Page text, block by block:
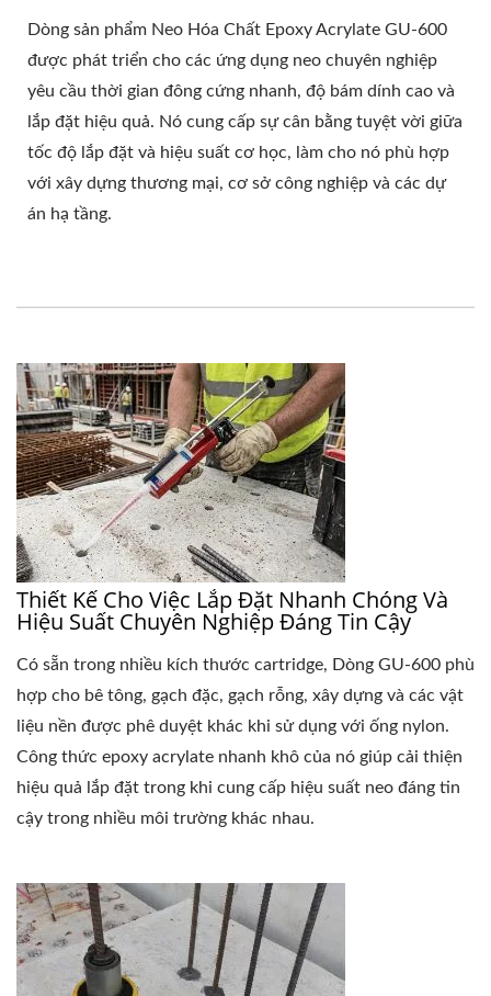
Dòng sản phẩm Neo Hóa Chất Epoxy Acrylate GU-600
được phát triển cho các ứng dụng neo chuyên nghiệp
yêu cầu thời gian đông cứng nhanh, độ bám dính cao và
lắp đặt hiệu quả. Nó cung cấp sự cân bằng tuyệt vời giữa
tốc độ lắp đặt và hiệu suất cơ học, làm cho nó phù hợp
với xây dựng thương mại, cơ sở công nghiệp và các dự
án hạ tầng.
Thiết Kế Cho Việc Lắp Đặt Nhanh Chóng Và
Hiệu Suất Chuyên Nghiệp Đáng Tin Cậy
Có sẵn trong nhiều kích thước cartridge, Dòng GU-600 phù
hợp cho bê tông, gạch đặc, gạch rỗng, xây dựng và các vật
liệu nền được phê duyệt khác khi sử dụng với ống nylon.
Công thức epoxy acrylate nhanh khô của nó giúp cải thiện
hiệu quả lắp đặt trong khi cung cấp hiệu suất neo đáng tin
cậy trong nhiều môi trường khác nhau.